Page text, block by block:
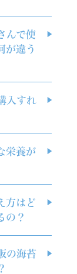
んで使
が違う
入すれ
栄養が
方はど
の？
の海苔